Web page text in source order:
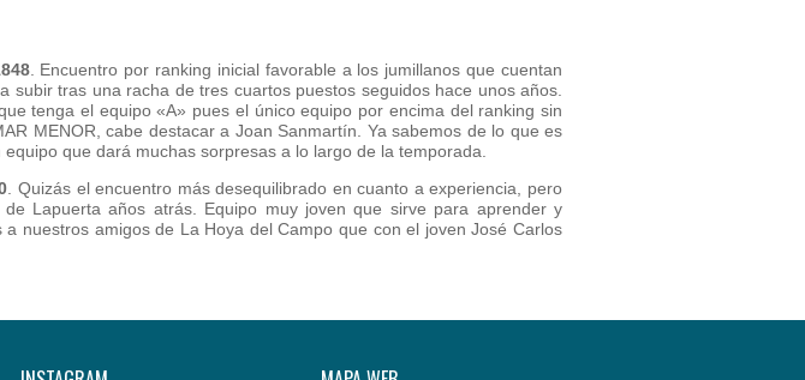
. Encuentro por ranking inicial favorable a los jumillanos que cuentan
tras una racha de tres cuartos puestos seguidos hace unos años.
tenga el equipo «A» pues el único equipo por encima del ranking sin
MENOR, cabe destacar a Joan Sanmartín. Ya sabemos de lo que es
que dará muchas sorpresas a lo largo de la temporada.
. Quizás el encuentro más desequilibrado en cuanto a experiencia, pero
Lapuerta años atrás. Equipo muy joven que sirve para aprender y
nuestros amigos de La Hoya del Campo que con el joven José Carlos